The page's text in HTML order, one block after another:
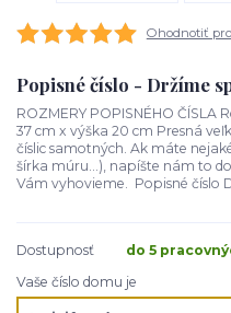
Ohodnotiť
Popisné číslo - Držíme
ROZMERY POPISNÉHO ČÍSLA
37 cm x výška 20 cm Presná
číslic samotných. Ak máte
šírka múru...), napíšte nám to
Vám vyhovieme. Popisné číslo
Dostupnosť
do 5
Vaše číslo domu je